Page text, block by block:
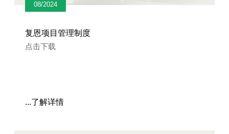
08/2024
复恩项目管理制度
点击下载
...了解详情